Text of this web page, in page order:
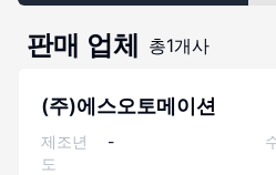
판매 업체 총1개사
(주)에스오토메이션
제조년
도
-